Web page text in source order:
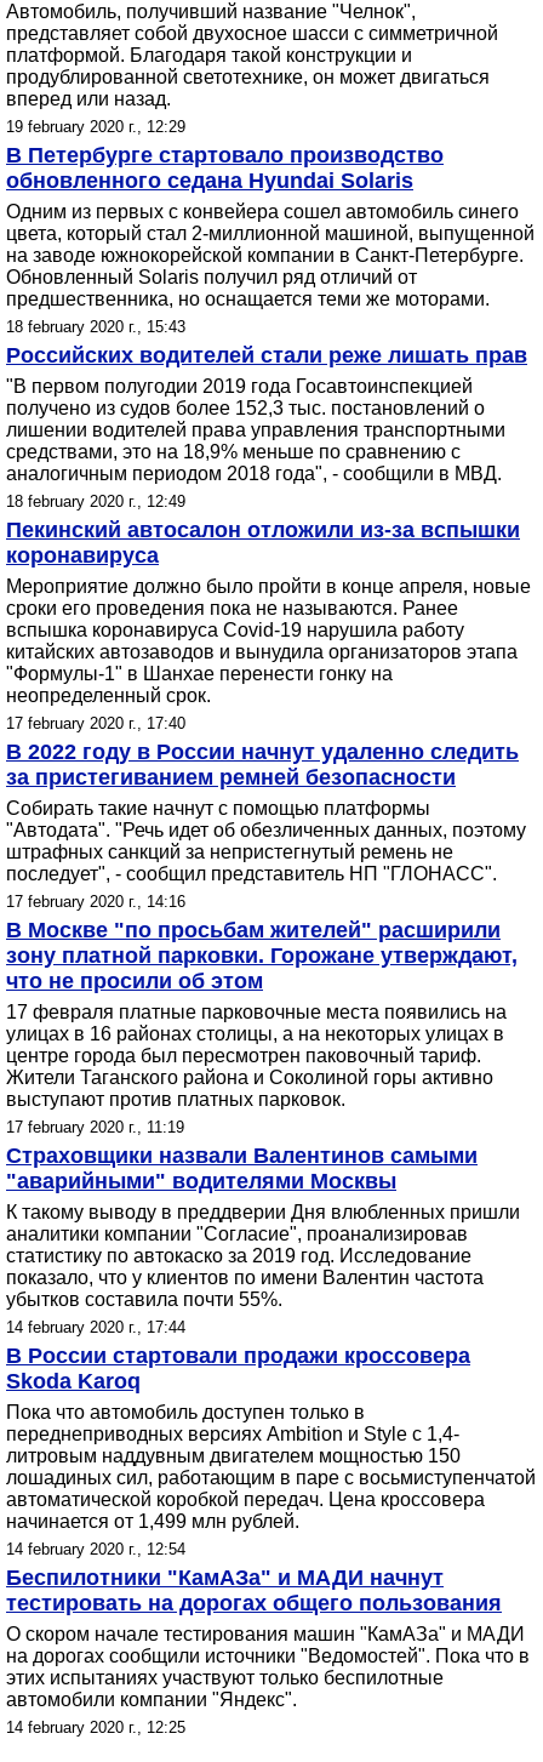
Автомобиль, получивший название "Челнок",
представляет собой двухосное шасси с симметричной
платформой. Благодаря такой конструкции и
продублированной светотехнике, он может двигаться
вперед или назад.
19 february 2020 г., 12:29
В Петербурге стартовало производство
обновленного седана Hyundai Solaris
Одним из первых с конвейера сошел автомобиль синего
цвета, который стал 2-миллионной машиной, выпущенной
на заводе южнокорейской компании в Санкт-Петербурге.
Обновленный Solaris получил ряд отличий от
предшественника, но оснащается теми же моторами.
18 february 2020 г., 15:43
Российских водителей стали реже лишать прав
"В первом полугодии 2019 года Госавтоинспекцией
получено из судов более 152,3 тыс. постановлений о
лишении водителей права управления транспортными
средствами, это на 18,9% меньше по сравнению с
аналогичным периодом 2018 года", - сообщили в МВД.
18 february 2020 г., 12:49
Пекинский автосалон отложили из-за вспышки
коронавируса
Мероприятие должно было пройти в конце апреля, новые
сроки его проведения пока не называются. Ранее
вспышка коронавируса Covid-19 нарушила работу
китайских автозаводов и вынудила организаторов этапа
"Формулы-1" в Шанхае перенести гонку на
неопределенный срок.
17 february 2020 г., 17:40
В 2022 году в России начнут удаленно следить
за пристегиванием ремней безопасности
Собирать такие начнут с помощью платформы
"Автодата". "Речь идет об обезличенных данных, поэтому
штрафных санкций за непристегнутый ремень не
последует", - сообщил представитель НП "ГЛОНАСС".
17 february 2020 г., 14:16
В Москве "по просьбам жителей" расширили
зону платной парковки. Горожане утверждают,
что не просили об этом
17 февраля платные парковочные места появились на
улицах в 16 районах столицы, а на некоторых улицах в
центре города был пересмотрен паковочный тариф.
Жители Таганского района и Соколиной горы активно
выступают против платных парковок.
17 february 2020 г., 11:19
Страховщики назвали Валентинов самыми
"аварийными" водителями Москвы
К такому выводу в преддверии Дня влюбленных пришли
аналитики компании "Согласие", проанализировав
статистику по автокаско за 2019 год. Исследование
показало, что у клиентов по имени Валентин частота
убытков составила почти 55%.
14 february 2020 г., 17:44
В России стартовали продажи кроссовера
Skoda Karoq
Пока что автомобиль доступен только в
переднеприводных версиях Ambition и Style с 1,4-
литровым наддувным двигателем мощностью 150
лошадиных сил, работающим в паре с восьмиступенчатой
автоматической коробкой передач. Цена кроссовера
начинается от 1,499 млн рублей.
14 february 2020 г., 12:54
Беспилотники "КамАЗа" и МАДИ начнут
тестировать на дорогах общего пользования
О скором начале тестирования машин "КамАЗа" и МАДИ
на дорогах сообщили источники "Ведомостей". Пока что в
этих испытаниях участвуют только беспилотные
автомобили компании "Яндекс".
14 february 2020 г., 12:25